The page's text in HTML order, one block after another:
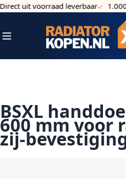
Ga naar de inhoud
uit voorraad leverbaar
Toggle Nav
BSXL
600 mm voor
zij-